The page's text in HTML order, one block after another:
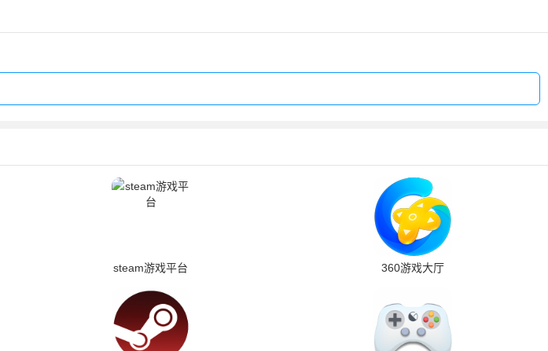
steam游戏平台 360游戏大厅